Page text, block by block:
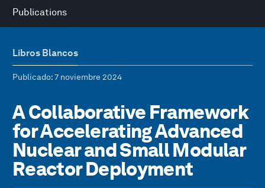
Publications
Libros Blancos
Publicado: 7 noviembre 2024
A Collaborative Framework
for Accelerating Advanced
Nuclear and Small Modular
Reactor Deployment